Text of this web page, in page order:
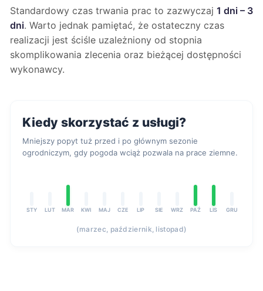
Standardowy czas trwania prac to zazwyczaj 1 dni – 3
dni. Warto jednak pamiętać, że ostateczny czas
realizacji jest ściśle uzależniony od stopnia
skomplikowania zlecenia oraz bieżącej dostępności
wykonawcy.
Kiedy skorzystać z usługi?
Mniejszy popyt tuż przed i po głównym sezonie
ogrodniczym, gdy pogoda wciąż pozwala na prace ziemne.
STY LUT MAR KWI MAJ CZE LIP SIE WRZ PAŹ LIS GRU
(marzec, październik, listopad)